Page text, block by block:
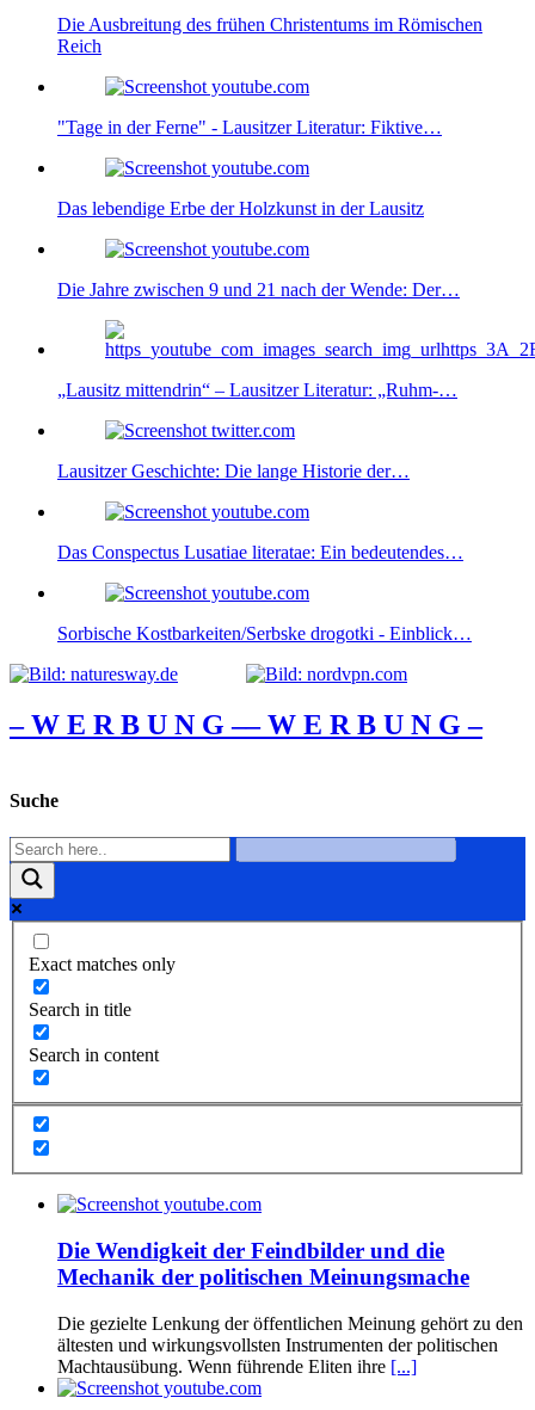
Die Ausbreitung des frühen Christentums im Römischen
Reich
"Tage in der Ferne" - Lausitzer Literatur: Fiktive…
Das lebendige Erbe der Holzkunst in der Lausitz
Die Jahre zwischen 9 und 21 nach der Wende: Der…
„Lausitz mittendrin“ – Lausitzer Literatur: „Ruhm-…
Lausitzer Geschichte: Die lange Historie der…
Das Conspectus Lusatiae literatae: Ein bedeutendes…
Sorbische Kostbarkeiten/Serbske drogotki - Einblick…
– W Ε R Β U Ν G –– W Ε R Β U Ν G –
Suche
Exact matches only
Search in title
Search in content
Die Wendigkeit der Feindbilder und die
Mechanik der politischen Meinungsmache
Die gezielte Lenkung der öffentlichen Meinung gehört zu den
ältesten und wirkungsvollsten Instrumenten der politischen
Machtausübung. Wenn führende Eliten ihre [...]